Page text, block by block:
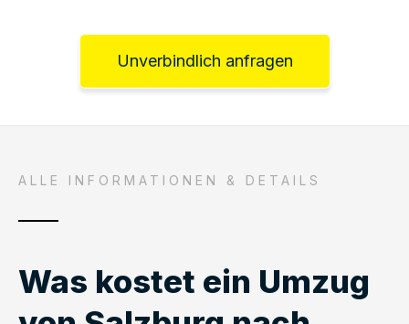
Unverbindlich anfragen
ALLE INFORMATIONEN & DETAILS
Was kostet ein Umzug